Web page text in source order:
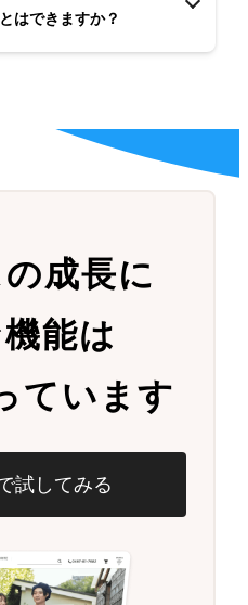
はできますか？
成長に
能は
ています
試してみる